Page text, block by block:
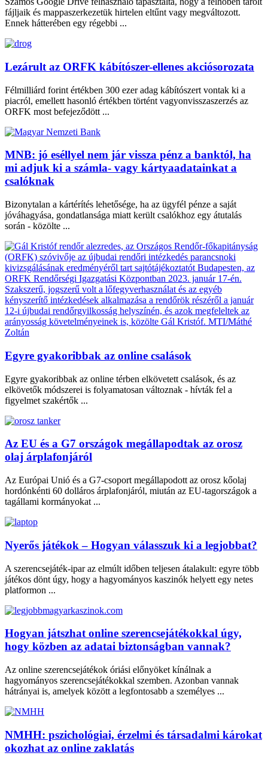
fájljaik és mappaszerkezetük hirtelen eltűnt vagy megváltozott.
Ennek hátterében egy régebbi ...
Lezárult az ORFK kábítószer-ellenes akciósorozata
Félmilliárd forint értékben 300 ezer adag kábítószert vontak ki a
piacról, emellett hasonló értékben történt vagyonvisszaszerzés az
ORFK most befejeződött ...
MNB: jó eséllyel nem jár vissza pénz a banktól, ha
mi adjuk ki a számla- vagy kártyaadatainkat a
csalóknak
Bizonytalan a kártérítés lehetősége, ha az ügyfél pénze a saját
jóváhagyása, gondatlansága miatt került csalókhoz egy átutalás
során - közölte ...
Egyre gyakoribbak az online csalások
Egyre gyakoribbak az online térben elkövetett csalások, és az
elkövetők módszerei is folyamatosan változnak - hívták fel a
figyelmet szakértők ...
Az EU és a G7 országok megállapodtak az orosz
olaj árplafonjáról
Az Európai Unió és a G7-csoport megállapodott az orosz kőolaj
hordónkénti 60 dolláros árplafonjáról, miután az EU-tagországok a
tagállami kormányokat ...
Nyerős játékok – Hogyan válasszuk ki a legjobbat?
A szerencsejáték-ipar az elmúlt időben teljesen átalakult: egyre több
játékos dönt úgy, hogy a hagyományos kaszinók helyett egy netes
platformon ...
Hogyan játszhat online szerencsejátékokkal úgy,
hogy közben az adatai biztonságban vannak?
Az online szerencsejátékok óriási előnyöket kínálnak a
hagyományos szerencsejátékokkal szemben. Azonban vannak
hátrányai is, amelyek között a legfontosabb a személyes ...
NMHH: pszichológiai, érzelmi és társadalmi károkat
okozhat az online zaklatás